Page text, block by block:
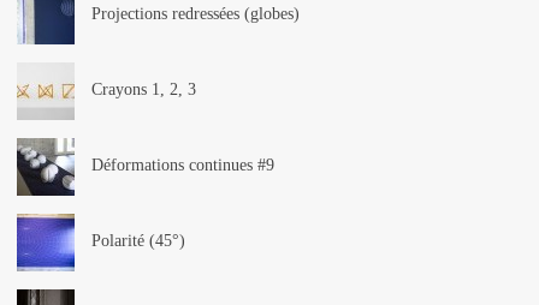
Projections redressées (globes)
Crayons 1, 2, 3
Déformations continues #9
Polarité (45°)